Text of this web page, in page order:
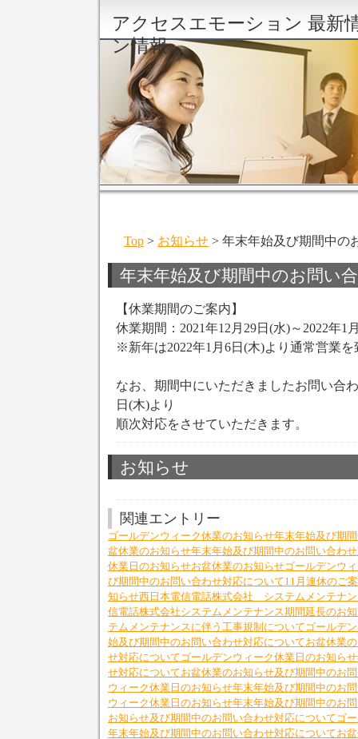
アクセスエモーション 最新
ン情報
Top > お知らせ > 年末年始及び期間中の
年末年始及び期間中のお問い
【休業期間のご案内】
休業期間：2021年12月29日(水)～2022年1
※新年は2022年1月6日(木)より通常営業を
なお、期間中にいただきましたお問い合
日(木)より
順次対応をさせていただきます。
お知らせ
関連エントリー
ゴールデンウィーク休業のお知らせ年末年始及び期
盆休業のお知らせ年末年始及び期間中のお問い合わ
休業日のお知らせお盆休業のお知らせゴールデンウ
び期間中のお問い合わせ対応について11月連休のご
知らせ西日本電信電話株式会社 システムメンテナ
信電話株式会社システムメンテナンス期間延長のお
テムメンテナンスに伴う工事規制についてゴールデ
始及び期間中のお問い合わせ対応についてお盆休業
せ対応についてゴールデンウィーク休業日のお知らせ
せ対応についてお盆休業のお知らせ及び期間中のお
ウィーク休業日のお知らせ年末年始及び期間中のお
ウィーク休業日のお知らせ年末年始及び期間中のお
お知らせ及び期間中のお問い合わせ対応についてゴ
年末年始及び期間中のお問い合わせ対応についてお